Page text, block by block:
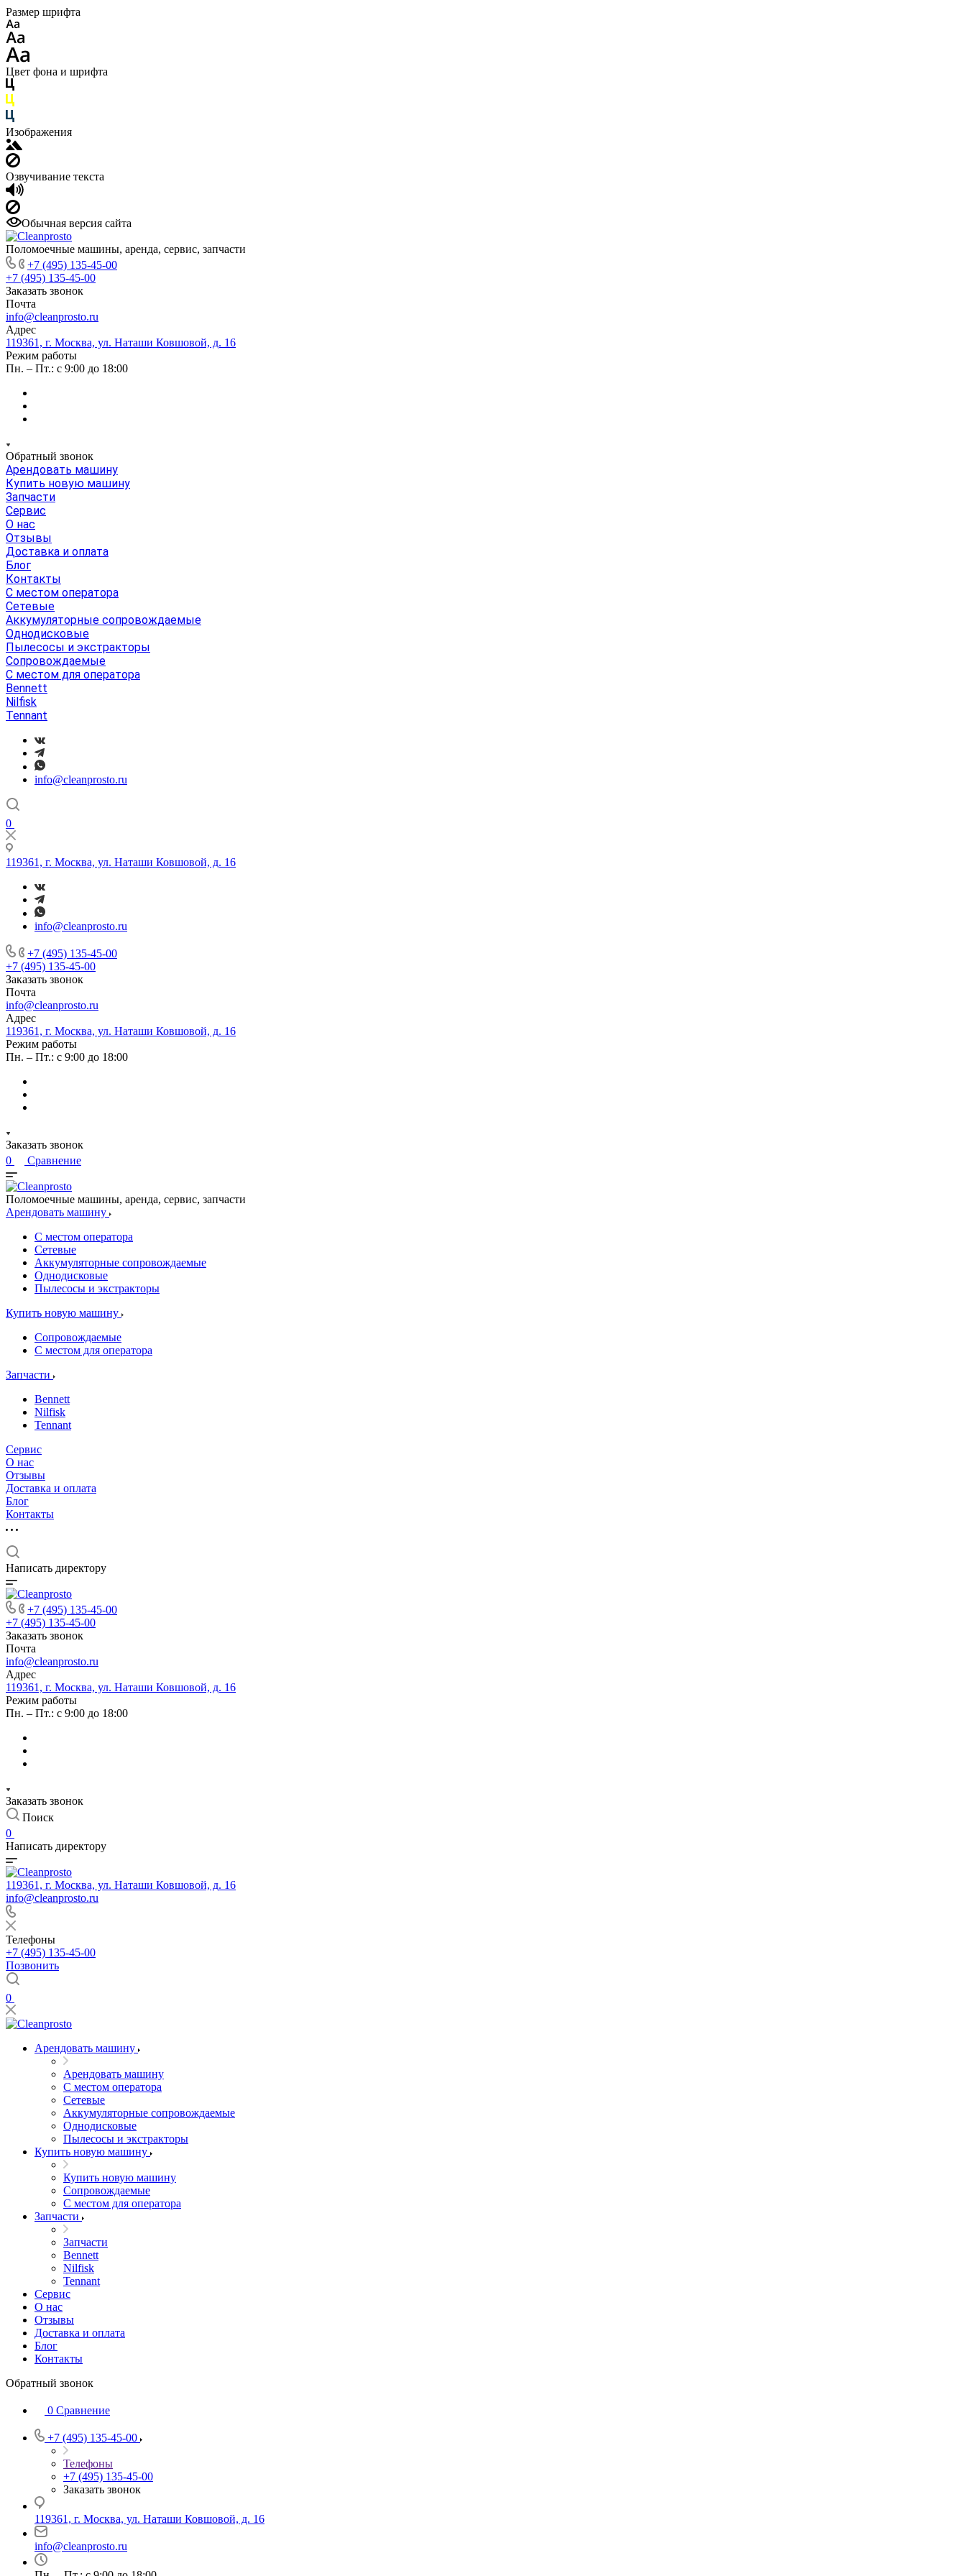
Размер шрифта
Цвет фона и шрифта
Изображения
Озвучивание текста
Обычная версия сайта
Поломоечные машины, аренда, сервис, запчасти
+7 (495) 135-45-00
+7 (495) 135-45-00
Заказать звонок
Почта
info@cleanprosto.ru
Адрес
119361, г. Москва, ул. Наташи Ковшовой, д. 16
Режим работы
Пн. – Пт.: с 9:00 до 18:00
Обратный звонок
Арендовать машину
Купить новую машину
Запчасти
Сервис
О нас
Отзывы
Доставка и оплата
Блог
Контакты
С местом оператора
Сетевые
Аккумуляторные сопровождаемые
Однодисковые
Пылесосы и экстракторы
Сопровождаемые
С местом для оператора
Bennett
Nilfisk
Tennant
info@cleanprosto.ru
0
119361, г. Москва, ул. Наташи Ковшовой, д. 16
info@cleanprosto.ru
+7 (495) 135-45-00
+7 (495) 135-45-00
Заказать звонок
Почта
info@cleanprosto.ru
Адрес
119361, г. Москва, ул. Наташи Ковшовой, д. 16
Режим работы
Пн. – Пт.: с 9:00 до 18:00
Заказать звонок
0
Сравнение
Поломоечные машины, аренда, сервис, запчасти
Арендовать машину
С местом оператора
Сетевые
Аккумуляторные сопровождаемые
Однодисковые
Пылесосы и экстракторы
Купить новую машину
Сопровождаемые
С местом для оператора
Запчасти
Bennett
Nilfisk
Tennant
Сервис
О нас
Отзывы
Доставка и оплата
Блог
Контакты
Написать директору
+7 (495) 135-45-00
+7 (495) 135-45-00
Заказать звонок
Почта
info@cleanprosto.ru
Адрес
119361, г. Москва, ул. Наташи Ковшовой, д. 16
Режим работы
Пн. – Пт.: с 9:00 до 18:00
Заказать звонок
Поиск
0
Написать директору
119361, г. Москва, ул. Наташи Ковшовой, д. 16
info@cleanprosto.ru
Телефоны
+7 (495) 135-45-00
Позвонить
0
Арендовать машину
Арендовать машину
С местом оператора
Сетевые
Аккумуляторные сопровождаемые
Однодисковые
Пылесосы и экстракторы
Купить новую машину
Купить новую машину
Сопровождаемые
С местом для оператора
Запчасти
Запчасти
Bennett
Nilfisk
Tennant
Сервис
О нас
Отзывы
Доставка и оплата
Блог
Контакты
Обратный звонок
0 Сравнение
+7 (495) 135-45-00
Телефоны
+7 (495) 135-45-00
Заказать звонок
119361, г. Москва, ул. Наташи Ковшовой, д. 16
info@cleanprosto.ru